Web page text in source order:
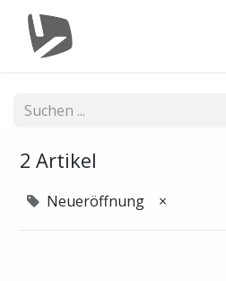
2 Artikel
Neueröffnung ×